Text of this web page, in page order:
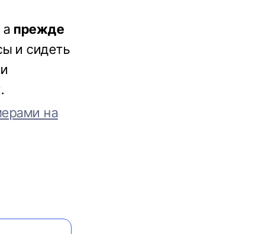
прежде
и сидеть
на